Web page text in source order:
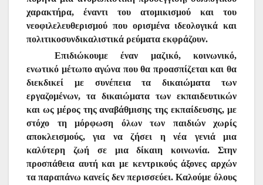
χαρακτήρα, έναντι του ατομικισμού και του
νεοφιλελευθερισμού που ορισμένα ιδεολογικά και
πολιτικοσυνδικαλιστικά ρεύματα εκφράζουν.
Επιδιώκουμε έναν μαζικό, κοινωνικό,
ενωτικό μέτωπο αγώνα που θα προασπίζεται και θα
διεκδικεί με συνέπεια τα δικαιώματα των
εργαζομένων, τα δικαιώματα των εκπαιδευτικών
και ως μέρος της αναβάθμισης της εκπαίδευσης, με
στόχο τη μόρφωση όλων των παιδιών χωρίς
αποκλεισμούς, για να ζήσει η νέα γενιά μια
καλύτερη ζωή σε μια δίκαιη κοινωνία. Στην
προσπάθεια αυτή και με κεντρικούς άξονες αρχών
τα παραπάνω κανείς δεν περισσεύει. Καλούμε όλους